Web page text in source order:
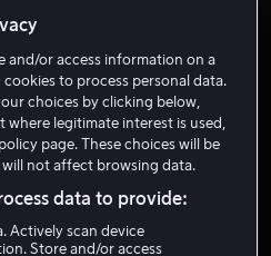
2017 1 t 34 min
11 år
and/or access information on a
to process personal data.
choices by clicking below,
legitimate interest is used,
page. These choices will be
not affect browsing data.
data to provide:
Actively scan device
Store and/or access